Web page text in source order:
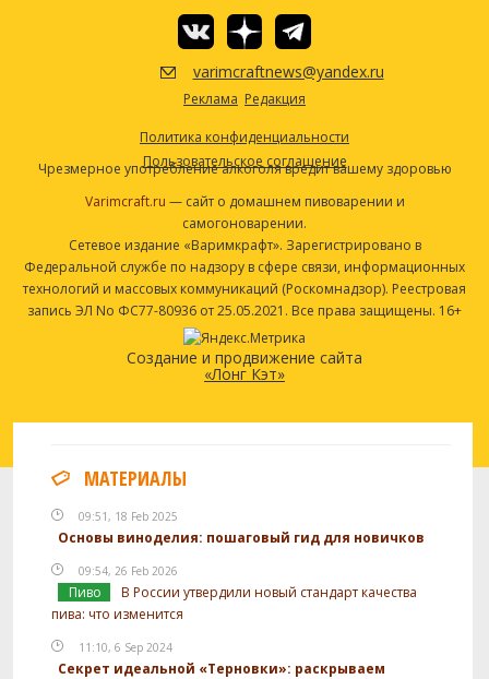
varimcraftnews@yandex.ru
Реклама Редакция
Политика конфиденциальности
Пользовательское соглашение
Чрезмерное употребление алкоголя вредит вашему здоровью
Varimcraft.ru — сайт о домашнем пивоварении и
самогоноварении.
Сетевое издание «Варимкрафт». Зарегистрировано в
Федеральной службе по надзору в сфере связи, информационных
технологий и массовых коммуникаций (Роскомнадзор). Реестровая
запись ЭЛ No ФС77-80936 от 25.05.2021. Все права защищены. 16+
Создание и продвижение сайта
«Лонг Кэт»
МАТЕРИАЛЫ
09:51, 18 Feb 2025
Основы виноделия: пошаговый гид для новичков
09:54, 26 Feb 2026
Пиво
В России утвердили новый стандарт качества
пива: что изменится
11:10, 6 Sep 2024
Секрет идеальной «Терновки»: раскрываем